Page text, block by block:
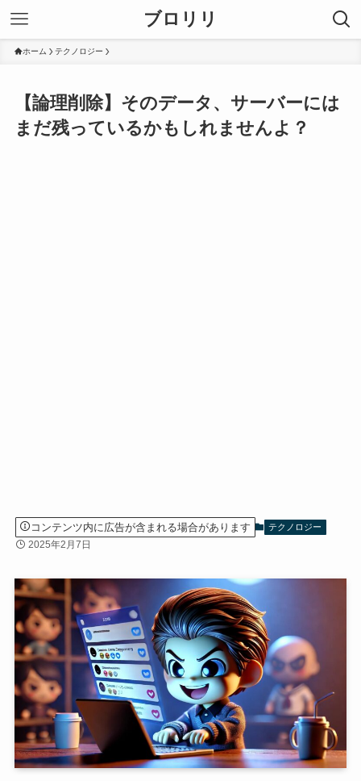
ブロリリ
ホーム テクノロジー
【論理削除】そのデータ、サーバーには
まだ残っているかもしれませんよ？
コンテンツ内に広告が含まれる場合があります テクノロジー
2025年2月7日